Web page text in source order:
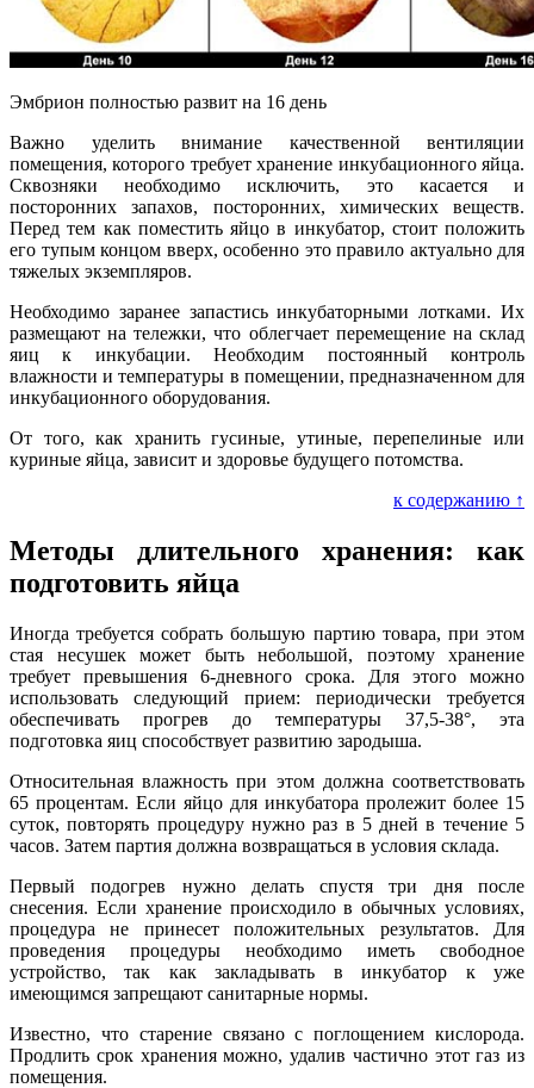
Эмбрион полностью развит на 16 день
Важно уделить внимание качественной вентиляции
помещения, которого требует хранение инкубационного яйца.
Сквозняки необходимо исключить, это касается и
посторонних запахов, посторонних, химических веществ.
Перед тем как поместить яйцо в инкубатор, стоит положить
его тупым концом вверх, особенно это правило актуально для
тяжелых экземпляров.
Необходимо заранее запастись инкубаторными лотками. Их
размещают на тележки, что облегчает перемещение на склад
яиц к инкубации. Необходим постоянный контроль
влажности и температуры в помещении, предназначенном для
инкубационного оборудования.
От того, как хранить гусиные, утиные, перепелиные или
куриные яйца, зависит и здоровье будущего потомства.
к содержанию ↑
Методы длительного хранения: как
подготовить яйца
Иногда требуется собрать большую партию товара, при этом
стая несушек может быть небольшой, поэтому хранение
требует превышения 6-дневного срока. Для этого можно
использовать следующий прием: периодически требуется
обеспечивать прогрев до температуры 37,5-38°, эта
подготовка яиц способствует развитию зародыша.
Относительная влажность при этом должна соответствовать
65 процентам. Если яйцо для инкубатора пролежит более 15
суток, повторять процедуру нужно раз в 5 дней в течение 5
часов. Затем партия должна возвращаться в условия склада.
Первый подогрев нужно делать спустя три дня после
снесения. Если хранение происходило в обычных условиях,
процедура не принесет положительных результатов. Для
проведения процедуры необходимо иметь свободное
устройство, так как закладывать в инкубатор к уже
имеющимся запрещают санитарные нормы.
Известно, что старение связано с поглощением кислорода.
Продлить срок хранения можно, удалив частично этот газ из
помещения.